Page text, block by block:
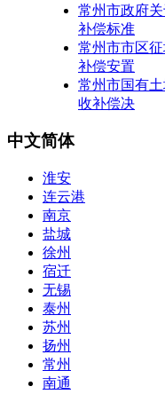
常州市政府
补偿标准
常州市市区
补偿安置
常州市国有
收补偿决
中文简体
淮安
连云港
南京
盐城
徐州
宿迁
无锡
泰州
苏州
扬州
常州
南通